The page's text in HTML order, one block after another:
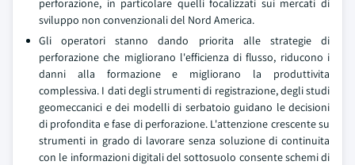
perforazione, in particolare quelli focalizzati sui mercati di
sviluppo non convenzionali del Nord America.
Gli operatori stanno dando priorita alle strategie di
perforazione che migliorano l'efficienza di flusso, riducono i
danni alla formazione e migliorano la produttivita
complessiva. I dati degli strumenti di registrazione, degli studi
geomeccanici e dei modelli di serbatoio guidano le decisioni
di profondita e fase di perforazione. L'attenzione crescente su
strumenti in grado di lavorare senza soluzione di continuita
con le informazioni digitali del sottosuolo consente schemi di